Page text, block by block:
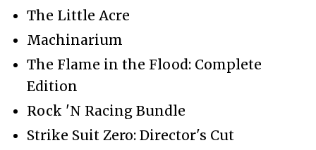
The Little Acre
Machinarium
The Flame in the Flood: Complete
Edition
Rock 'N Racing Bundle
Strike Suit Zero: Director's Cut